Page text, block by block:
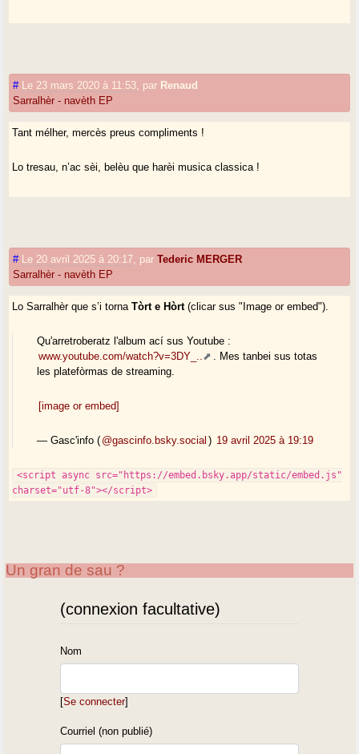
# Le 23 mars 2020 à 11:53 par Renaud
Sarralhèr - navèth EP
Tant mélher, mercès preus compliments !
Lo tresau, n’ac sèi, belèu que harèi musica classica !
# Le 20 avril 2025 à 20:17 parTederic MERGER
Sarralhèr - navèth EP
Lo Sarralhèr que s’i tornaTòrt e Hòrt(clicar sus "Image or embed").
Qu'arretroberatz l'album ací sus Youtube :
www.youtube.com/watch?v=3DY_..
. Mes tanbei sus totas
les platefòrmas de streaming.
[image or embed]
— Gasc'info ( @gascinfo.bsky.social ) 19 avril 2025 à 19:19
<script async src="https://embed.bsky.app/static/embed.js"
charset="utf-8"></script>
Un gran de sau ?
(connexion facultative)
Nom
[Se connecter]
Courriel (non publié)